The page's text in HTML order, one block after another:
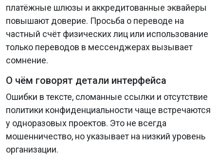
платёжные шлюзы и аккредитованные эквайеры
повышают доверие. Просьба о переводе на
частный счёт физических лиц или использование
только переводов в мессенджерах вызывает
сомнение.
О чём говорят детали интерфейса
Ошибки в тексте, сломанные ссылки и отсутствие
политики конфиденциальности чаще встречаются
у одноразовых проектов. Это не всегда
мошенничество, но указывает на низкий уровень
организации.